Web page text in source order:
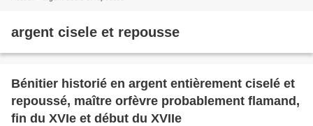
argent cisele et repousse
Bénitier historié en argent entièrement ciselé et
repoussé, maître orfèvre probablement flamand,
fin du XVIe et début du XVIIe